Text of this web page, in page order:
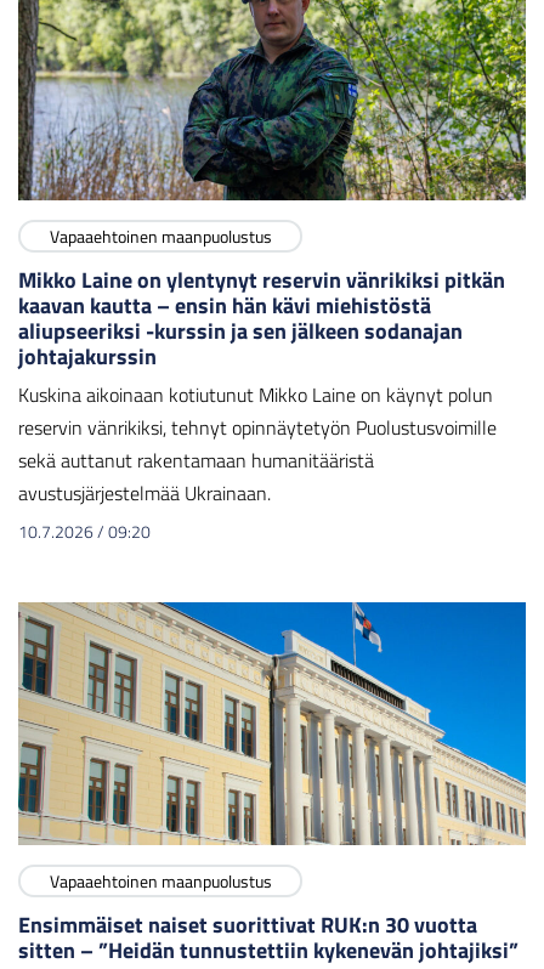
Vapaaehtoinen maanpuolustus
Mikko Laine on ylentynyt reservin vänrikiksi pitkän
kaavan kautta – ensin hän kävi miehistöstä
aliupseeriksi -kurssin ja sen jälkeen sodanajan
johtajakurssin
Kuskina aikoinaan kotiutunut Mikko Laine on käynyt polun
reservin vänrikiksi, tehnyt opinnäytetyön Puolustusvoimille
sekä auttanut rakentamaan humanitääristä
avustusjärjestelmää Ukrainaan.
10.7.2026/09:20
Vapaaehtoinen maanpuolustus
Ensimmäiset naiset suorittivat RUK:n 30 vuotta
sitten – ”Heidän tunnustettiin kykenevän johtajiksi”